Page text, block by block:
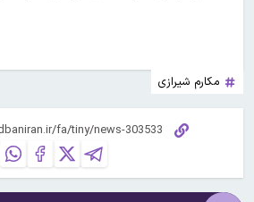
مکارم شیرازی